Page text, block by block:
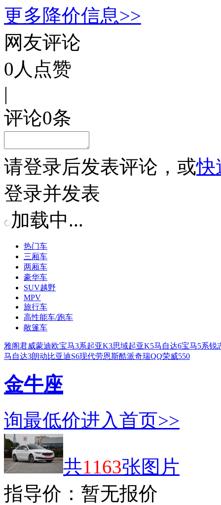
更多降价信息>>
网友评论
0 人点赞
|
评论0条
请登录后发表评论，或快
登录并发表
加载中...
热门车
三厢车
两厢车
豪华车
SUV越野
MPV
旅行车
高性能车/跑车
敞篷车
雅阁君威蒙迪欧宝马3系起亚K3思域起亚K5马自达6宝马5系锐
马自达3朗动比亚迪S6现代劳恩斯酷派奇瑞QQ荣威550
金牛座
询最低价进入首页>>
共1163张图片
指导价： 暂无报价